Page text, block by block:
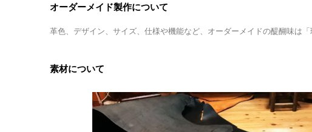
オーダーメイド製作について
革色、デザイン、サイズ、仕様や機能など、オーダーメイドの醍醐味は
素材について